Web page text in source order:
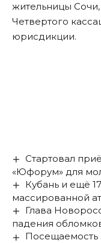
жительницы Сочи,
Четвертого
юрисдикции.
Стартовал
«Юфорум» для
Кубань и ещё
массированной
Глава
падения
Посещаемость